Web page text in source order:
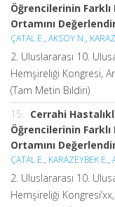
Öğrencilerinin
Ortamını
ÇATAL E., AKSOY N.,
2. Uluslararası 10.
Hemşireliği Kongresi,
(Tam Metin Bildiri)
15.
Cerrahi
Öğrencilerinin
Ortamını
ÇATAL E., KARAZEYBEK E.,
2. Uluslararası 10.
Hemşireliği